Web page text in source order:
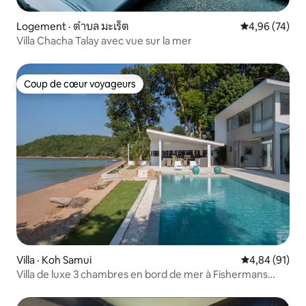
Logement · ตำบล มะเร็ต Note
4,96 (74)
Villa Chacha Talay avec vue sur la mer
Coup de cœur voyageurs
Coup de cœur voyageurs
Villa · Koh Samui Note
4,84 (91)
Villa de luxe 3 chambres en bord de mer à Fishermans